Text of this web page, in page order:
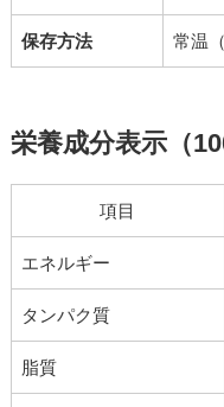
保存方法 常温
栄養成分表示（
項目
エネルギー
タンパク質
脂質